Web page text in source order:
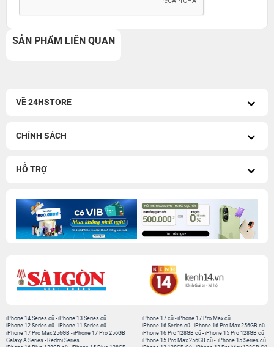
SẢN PHẨM LIÊN QUAN
VỀ 24HSTORE
CHÍNH SÁCH
HỖ TRỢ
iPhone 14 Series cũ -iPhone 13 Series cũ
iPhone 12 Series cũ -iPhone 11 Series cũ
iPhone 17 Pro Max 256GB -iPhone 17 Pro 256GB
Galaxy A Series - Redmi Series
iPhone 17 cũ-iPhone 17 Pro Max cũ
iPhone 16 Series cũ- iPhone 16 Pro Max 256GB cũ
iPhone 16 Pro 128GB cũ-iPhone 15 Pro 128GB cũ
iPhone 15 Pro Max 256GB cũ- iPhone 15 Series cũ